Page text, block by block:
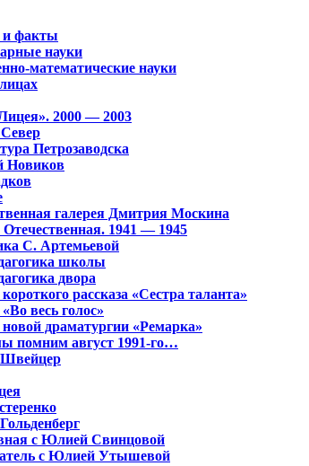
и факты
науки
математические науки
2000 — 2003
Петрозаводска
Новиков
галерея Дмитрия Москина
1941 — 1945
С. Артемьевой
школы
двора
рассказа «Сестра таланта»
весь голос»
драматургии «Ремарка»
помним август 1991-го…
с Юлией Свинцовой
с Юлией Утышевой